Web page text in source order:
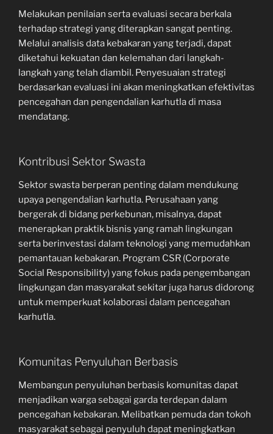
Melakukan penilaian serta evaluasi secara berkala
terhadap strategi yang diterapkan sangat penting.
Melalui analisis data kebakaran yang terjadi, dapat
diketahui kekuatan dan kelemahan dari langkah-
langkah yang telah diambil. Penyesuaian strategi
berdasarkan evaluasi ini akan meningkatkan efektivitas
pencegahan dan pengendalian karhutla di masa
mendatang.
Kontribusi Sektor Swasta
Sektor swasta berperan penting dalam mendukung
upaya pengendalian karhutla. Perusahaan yang
bergerak di bidang perkebunan, misalnya, dapat
menerapkan praktik bisnis yang ramah lingkungan
serta berinvestasi dalam teknologi yang memudahkan
pemantauan kebakaran. Program CSR (Corporate
Social Responsibility) yang fokus pada pengembangan
lingkungan dan masyarakat sekitar juga harus didorong
untuk memperkuat kolaborasi dalam pencegahan
karhutla.
Komunitas Penyuluhan Berbasis
Membangun penyuluhan berbasis komunitas dapat
menjadikan warga sebagai garda terdepan dalam
pencegahan kebakaran. Melibatkan pemuda dan tokoh
masyarakat sebagai penyuluh dapat meningkatkan